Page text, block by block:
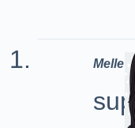
Melle